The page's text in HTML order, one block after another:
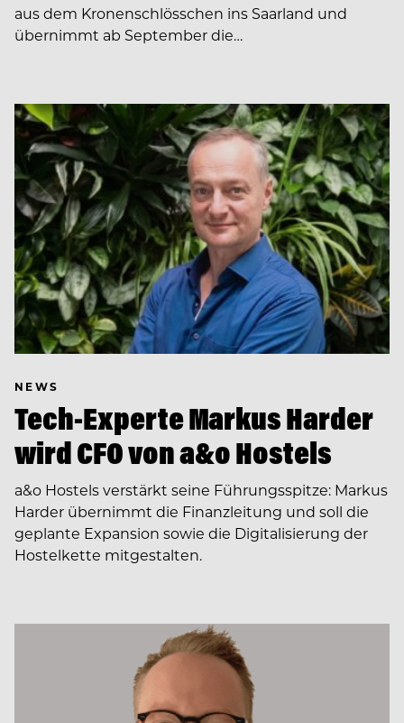
aus dem Kronenschlösschen ins Saarland und
übernimmt ab September die…
NEWS
Tech-Experte Markus Harder
wird CFO von a&o Hostels
a&o Hostels verstärkt seine Führungsspitze: Markus
Harder übernimmt die Finanzleitung und soll die
geplante Expansion sowie die Digitalisierung der
Hostelkette mitgestalten.